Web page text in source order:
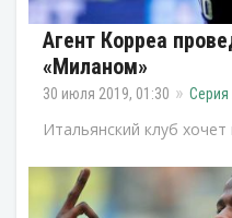
Агент Корреа
«Миланом»
30 июля 2019, 01:30
Итальянский клуб